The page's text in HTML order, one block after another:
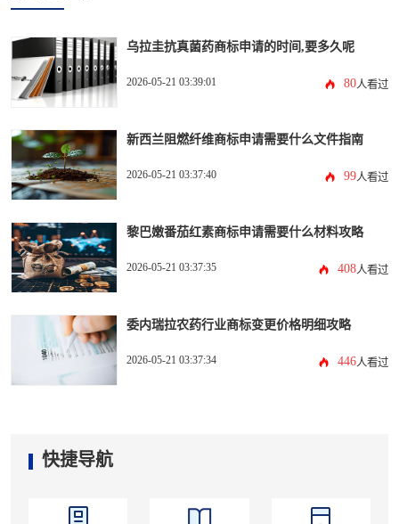
乌拉圭抗真菌药商标申请的时间,要多久呢
2026-05-21 03:39:01 80人看过
新西兰阻燃纤维商标申请需要什么文件指南
2026-05-21 03:37:40 99人看过
黎巴嫩番茄红素商标申请需要什么材料攻略
2026-05-21 03:37:35 408人看过
委内瑞拉农药行业商标变更价格明细攻略
2026-05-21 03:37:34 446人看过
快捷导航